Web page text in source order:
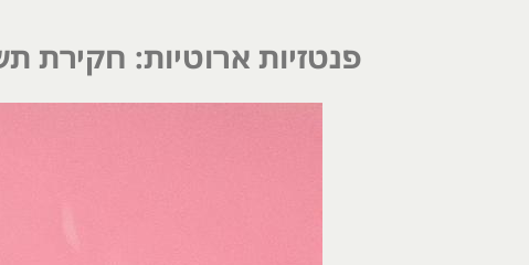
פנטזיות ארוטיות: חקירת